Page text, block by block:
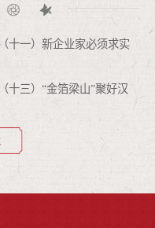
十一）新企业家必须求实
十三）“金箔梁山”聚好汉